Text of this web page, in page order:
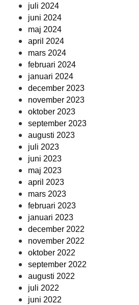
juli 2024
juni 2024
maj 2024
april 2024
mars 2024
februari 2024
januari 2024
december 2023
november 2023
oktober 2023
september 2023
augusti 2023
juli 2023
juni 2023
maj 2023
april 2023
mars 2023
februari 2023
januari 2023
december 2022
november 2022
oktober 2022
september 2022
augusti 2022
juli 2022
juni 2022